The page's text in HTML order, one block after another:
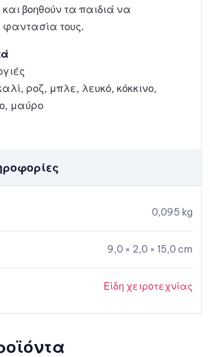
και βοηθούν τα παιδιά να
φαντασία τους.
ροζ, μπλε, λευκό, κόκκινο,
μαύρο
0,095 kg
9,0 × 2,0 × 15,0 cm
Είδη χειροτεχνίας